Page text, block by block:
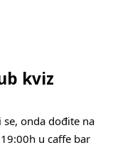
kviz
onda dođite na
u caffe bar